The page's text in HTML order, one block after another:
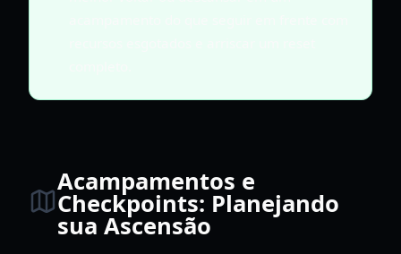
Acampamentos e
Checkpoints: Planejando
sua Ascensão